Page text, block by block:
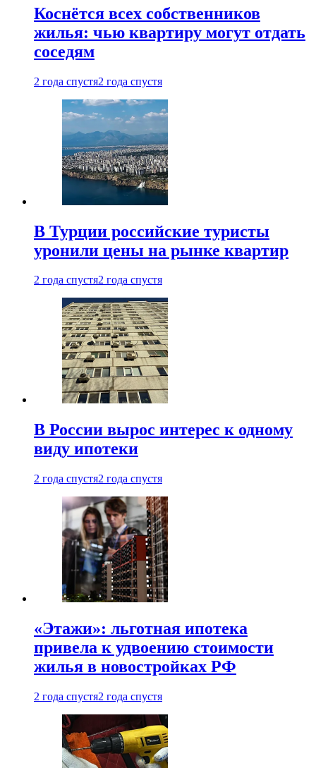
Коснётся всех собственников
жилья: чью квартиру могут отдать
соседям
2 года спустя2 года спустя
В Турции российские туристы
уронили цены на рынке квартир
2 года спустя2 года спустя
В России вырос интерес к одному
виду ипотеки
2 года спустя2 года спустя
«Этажи»: льготная ипотека
привела к удвоению стоимости
жилья в новостройках РФ
2 года спустя2 года спустя